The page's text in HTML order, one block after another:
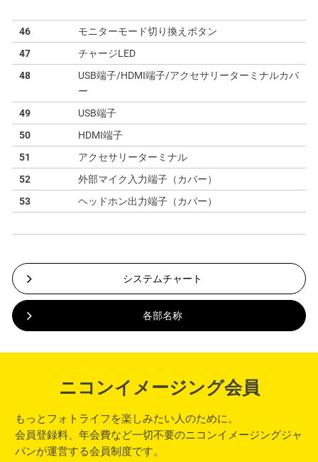
46
モニターモード切り換えボタン
47
チャージLED
48
USB端子/HDMI端子/アクセサリーターミナルカバ
ー
49
USB端子
50
HDMI端子
51
アクセサリーターミナル
52
外部マイク入力端子（カバー）
53
ヘッドホン出力端子（カバー）
システムチャート
各部名称
ニコンイメージング会員
もっとフォトライフを楽しみたい人のために。
会員登録料、年会費など一切不要のニコンイメージングジャ
パンが運営する会員制度です。